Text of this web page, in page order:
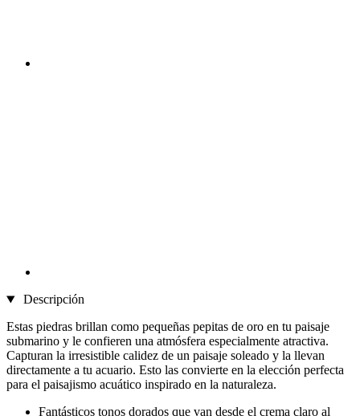
Descripción
Estas piedras brillan como pequeñas pepitas de oro en tu paisaje
submarino y le confieren una atmósfera especialmente atractiva.
Capturan la irresistible calidez de un paisaje soleado y la llevan
directamente a tu acuario. Esto las convierte en la elección perfecta
para el paisajismo acuático inspirado en la naturaleza.
Fantásticos tonos dorados que van desde el crema claro al